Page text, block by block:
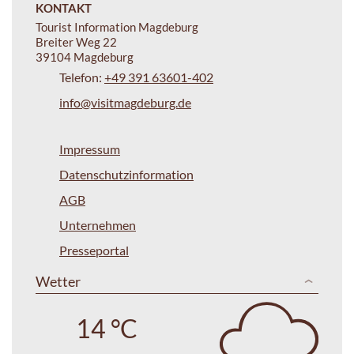
KONTAKT
Tourist Information Magdeburg
Breiter Weg 22
39104 Magdeburg
Telefon: +49 391 63601-402
info@visitmagdeburg.de
Impressum
Datenschutzinformation
AGB
Unternehmen
Presseportal
Wetter
14 °C